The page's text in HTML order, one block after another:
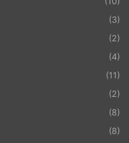
(3)
(2)
(4)
(11)
(2)
(8)
(8)